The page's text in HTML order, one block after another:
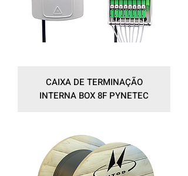
CAIXA DE TERMINAÇÃO
INTERNA BOX 8F PYNETEC